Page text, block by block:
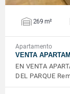
269 m²
Apartamento
VENTA
EN VENTA
DEL PARQUE